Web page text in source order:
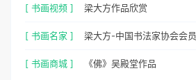
[ 书画视频 ] 梁大方作品欣赏
[ 书画名家 ] 梁大方-中国书法家协会会员
[ 书画商城 ] 《佛》吴殿堂作品